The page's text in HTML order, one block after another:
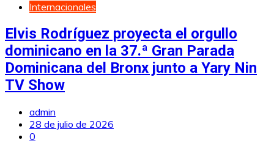
Internacionales
Elvis Rodríguez proyecta el orgullo
dominicano en la 37.ª Gran Parada
Dominicana del Bronx junto a Yary Nin
TV Show
admin
28 de julio de 2026
0